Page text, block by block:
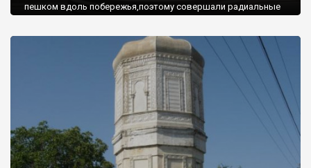
пешком вдоль побережья,поэтому совершали радиальные